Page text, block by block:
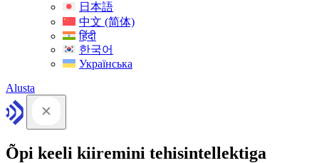
日本語
中文 (简体)
हिंदी
한국어
Українська
Alusta
Õpi keeli kiiremini tehisintellektiga